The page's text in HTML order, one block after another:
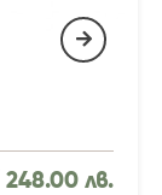
248.00 лв.